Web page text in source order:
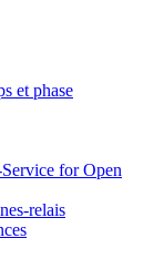
et phase
for Open
relais